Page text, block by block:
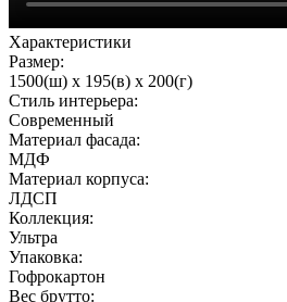
Характеристики
Размер:
1500(ш) x 195(в) x 200(г)
Стиль интерьера:
Современный
Материал фасада:
МДФ
Материал корпуса:
ЛДСП
Коллекция:
Ультра
Упаковка:
Гофрокартон
Вес брутто: